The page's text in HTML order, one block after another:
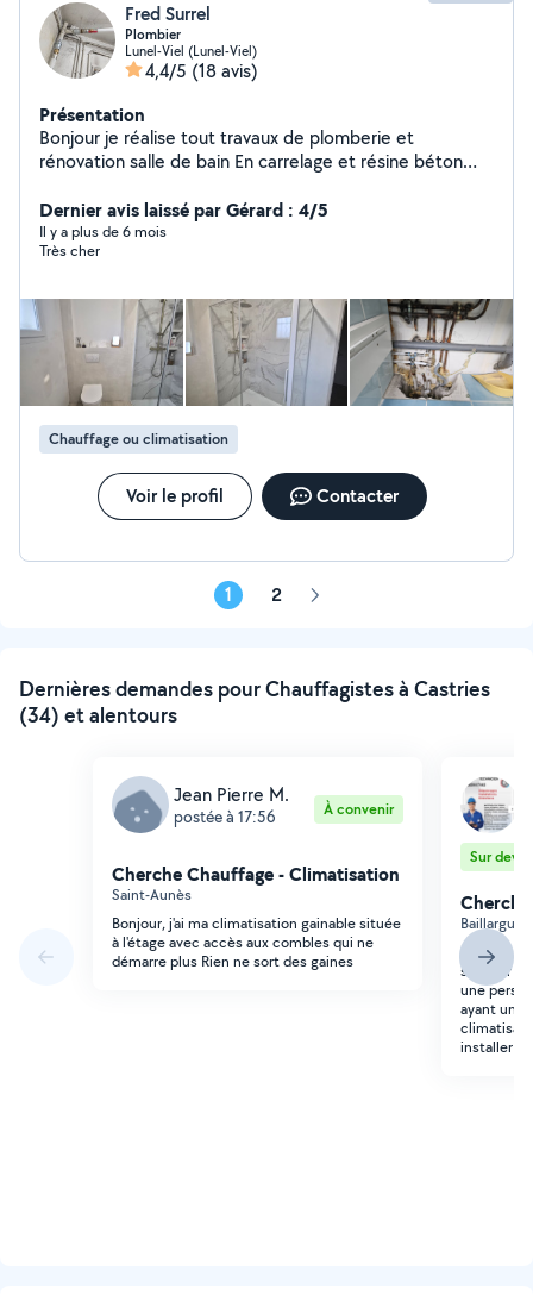
Fred Surrel
Plombier
Lunel-Viel (Lunel-Viel)
4,4/5 (18 avis)
Présentation
Bonjour je réalise tout travaux de plomberie et
rénovation salle de bain En carrelage et résine béton
Dernier avis laissé par Gérard : 4/5
Il y a plus de 6 mois
Très cher
Chauffage ou climatisation
Voir le profil Contacter
1 2 Page
Dernières demandes pour Chauffagistes à Castries
(34) et alentours
Jean Pierre M.
postée à 17:56 À convenir
Cherche Chauffage - Climatisation
Saint-Aunès
Bonjour, j'ai ma climatisation gainable située
à l'étage avec accès aux combles qui ne
démarre plus Rien ne sort des gaines
Sur devis
Bonjour,
secteur
une
ayant une
installer